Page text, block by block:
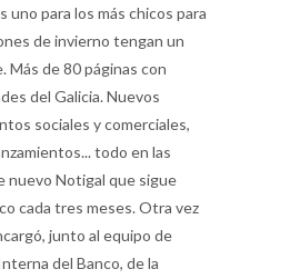
uno para los más chicos para
de invierno tengan un
Más de 80 páginas con
del Galicia. Nuevos
sociales y comerciales,
todo en las
nuevo Notigal que sigue
cada tres meses. Otra vez
junto al equipo de
del Banco, de la